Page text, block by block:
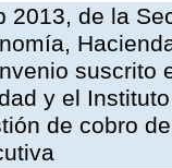
2013, de la
suscrito
y el
de cobro